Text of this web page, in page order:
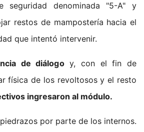
seguridad denominada "5-A" y
restos de mampostería hacia el
que intentó intervenir.
de diálogoy, con el fin de
física de los revoltosos y el resto
ingresaron al módulo.
por parte de los internos.